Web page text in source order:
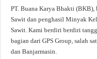
PT. Buana Karya Bhakti (BKB),
Sawit dan penghasil Minyak
Sawit. Kami berdiri berdiri
bagian dari GPS Group, salah
dan Banjarmasin.